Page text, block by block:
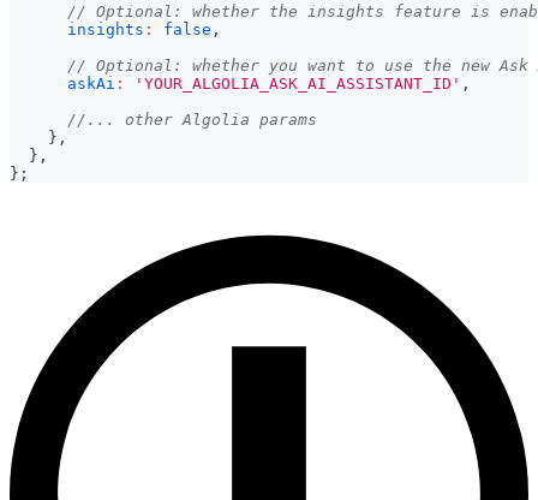
// Optional: whether the insights feature is
insights : false ,
// Optional: whether you want to use the new
askAi : 'YOUR_ALGOLIA_ASK_AI_ASSISTANT_ID' ,
//... other Algolia params
} ,
} ,
} ;